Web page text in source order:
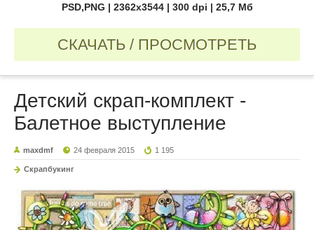
PSD,PNG | 2362х3544 | 300 dpi | 25,7 Мб
СКАЧАТЬ / ПРОСМОТРЕТЬ
Детский скрап-комплект -
Балетное выступление
maxdmf 24 февраля 2015 1 195
Скрапбукинг